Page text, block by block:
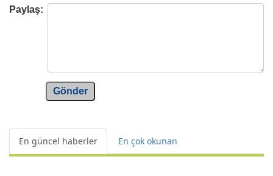
Paylaş:
Gönder
En güncel haberler En çok okunan